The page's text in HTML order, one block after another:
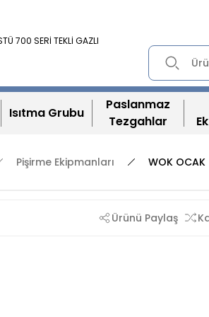
Isıtma Grubu
Paslanmaz
Tezgahlar
Pişirme Ekipmanları WOK OCAK
Ürünü Paylaş